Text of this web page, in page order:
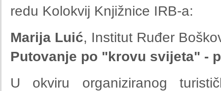
redu Kolokvij Knjižnice IRB-a:
Marija Luić, Institut Ruđer
Putovanje po "krovu svijeta" -
U okviru organiziranog